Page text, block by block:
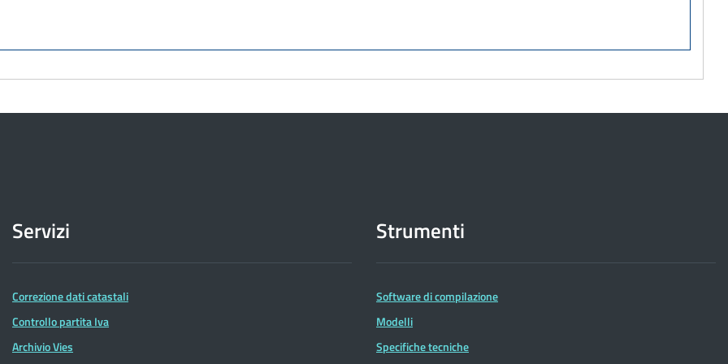
Servizi
Correzione dati catastali
Controllo partita Iva
Archivio Vies
Strumenti
Software di compilazione
Modelli
Specifiche tecniche